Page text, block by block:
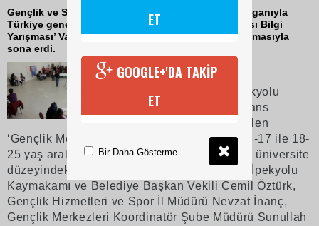
Gençlik ve Spor Bakanlığı tarafından ‘Kim Bilir’ sloganıyla
Türkiye geneli düzenlenen ‘Gençlik Merkezleri Arası Bilgi
Yarışması’ Van’da gerçekleştirilen il birinciliği yarışmasıyla
sona erdi.
23 Şubat 2018 Cuma 11:03
Van il birinciliği için İpekyolu
Gençlik Merkezi Konferans
Salonunda gerçekleştirilen
‘Gençlik Merkezleri Arası Bilgi Yarışması’, 14-17 ile 18-
25 yaş aralığındaki gençlerin katıldığı lise ve üniversite
düzeyindeki iki farklı kategoride gerçekleşti. İpekyolu
Kaymakamı ve Belediye Başkan Vekili Cemil Öztürk,
Gençlik Hizmetleri ve Spor İl Müdürü Nevzat İnanç,
Gençlik Merkezleri Koordinatör Şube Müdürü Sunullah
ET
GOOGLE+'DA TAKİP
ET
Bir Daha Gösterme